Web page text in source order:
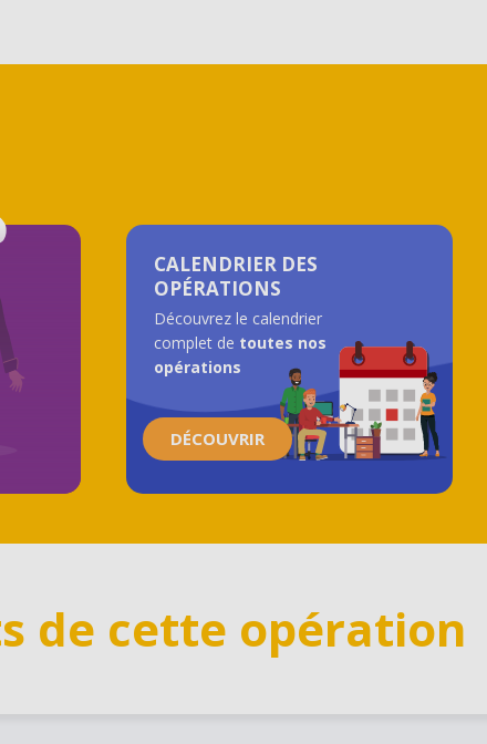
CALENDRIER DES
OPÉRATIONS
Découvrez le calendrier
complet de toutes nos
opérations
DÉCOUVRIR
de cette opération